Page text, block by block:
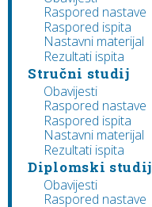
Raspored nastave
Raspored ispita
Nastavni materijal
Rezultati ispita
Stručni studij
Obavijesti
Raspored nastave
Raspored ispita
Nastavni materijal
Rezultati ispita
Diplomski studij
Obavijesti
Raspored nastave